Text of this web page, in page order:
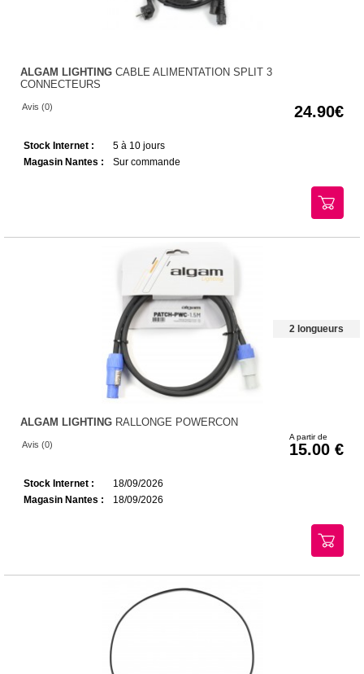
ALGAM LIGHTING CABLE ALIMENTATION SPLIT 3
CONNECTEURS
Avis (0) 24.90
Stock Internet :
5 à 10 jours
Magasin Nantes :
Sur commande
2 longueurs
ALGAM LIGHTING RALLONGE POWERCON
Avis (0)
A partir de
15.00
Stock Internet :
18/09/2026
Magasin Nantes :
18/09/2026